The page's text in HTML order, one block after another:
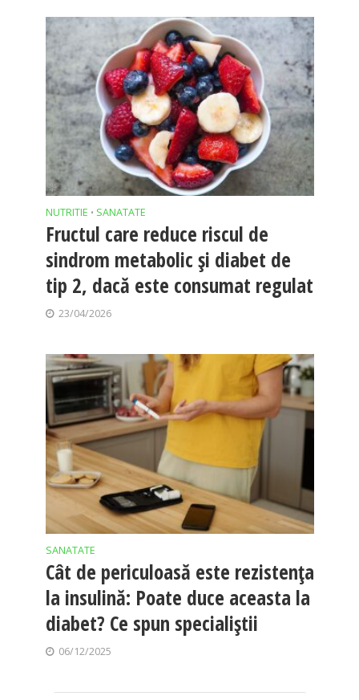
NUTRITIE • SANATATE
Fructul care reduce riscul de
sindrom metabolic și diabet de
tip 2, dacă este consumat regulat
23/04/2026
SANATATE
Cât de periculoasă este rezistența
la insulină: Poate duce aceasta la
diabet? Ce spun specialiștii
06/12/2025